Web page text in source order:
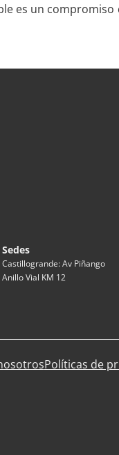
es un
Sedes
Castillogrande: Av Piñango
Anillo Vial KM 12
Políticas de